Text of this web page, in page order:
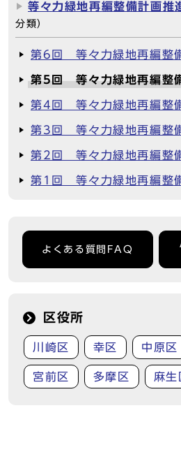
等々力緑地再編整備計画推
分類）
第6回 等々力緑地再編整
第5回 等々力緑地再編整
第4回 等々力緑地再編整
第3回 等々力緑地再編整
第2回 等々力緑地再編整
第1回 等々力緑地再編整
よくある質問FAQ
区役所
川崎区 幸区 中原区
宮前区 多摩区 麻生